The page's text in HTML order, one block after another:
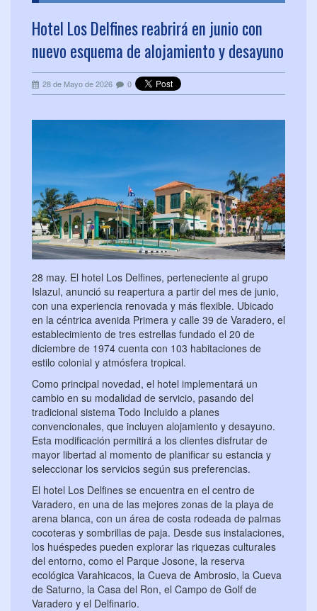
Hotel Los Delfines reabrirá en junio con
nuevo esquema de alojamiento y desayuno
28 de Mayo de 2026 0
28 may. El hotel Los Delfines, perteneciente al grupo
Islazul, anunció su reapertura a partir del mes de junio,
con una experiencia renovada y más flexible. Ubicado
en la céntrica avenida Primera y calle 39 de Varadero, el
establecimiento de tres estrellas fundado el 20 de
diciembre de 1974 cuenta con 103 habitaciones de
estilo colonial y atmósfera tropical.
Como principal novedad, el hotel implementará un
cambio en su modalidad de servicio, pasando del
tradicional sistema Todo Incluido a planes
convencionales, que incluyen alojamiento y desayuno.
Esta modificación permitirá a los clientes disfrutar de
mayor libertad al momento de planificar su estancia y
seleccionar los servicios según sus preferencias.
El hotel Los Delfines se encuentra en el centro de
Varadero, en una de las mejores zonas de la playa de
arena blanca, con un área de costa rodeada de palmas
cocoteras y sombrillas de paja. Desde sus instalaciones,
los huéspedes pueden explorar las riquezas culturales
del entorno, como el Parque Josone, la reserva
ecológica Varahicacos, la Cueva de Ambrosio, la Cueva
de Saturno, la Casa del Ron, el Campo de Golf de
Varadero y el Delfinario.